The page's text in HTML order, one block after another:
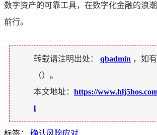
数字资产的可靠工具，在数字化金融的浪
前行。
转载请注明出处： qbadmin ，如
（）。
本文地址： https://
l
标签： 确认风险应对